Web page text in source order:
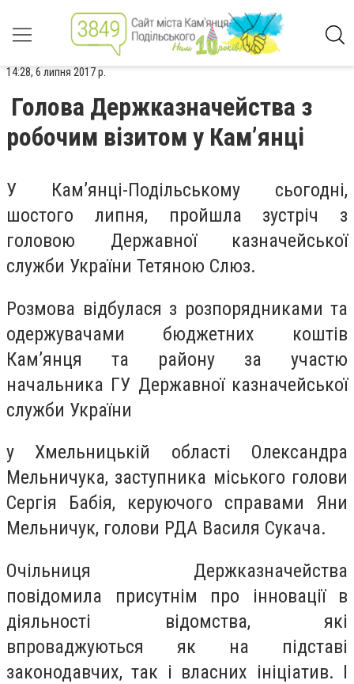
14:28, 6 липня 2017 р.
Голова Держказначейства з
робочим візитом у Кам’янці
У Кам’янці-Подільському сьогодні,
шостого липня, пройшла зустріч з
головою Державної казначейської
служби України Тетяною Слюз.
Розмова відбулася з розпорядниками та
одержувачами бюджетних коштів
Кам’янця та району за участю
начальника ГУ Державної казначейської
служби України
у Хмельницькій області Олександра
Мельничука, заступника міського голови
Сергія Бабія, керуючого справами Яни
Мельничук, голови РДА Василя Сукача.
Очільниця Держказначейства
повідомила присутнім про інновації в
діяльності відомства, які
впроваджуються як на підставі
законодавчих, так і власних ініціатив. І